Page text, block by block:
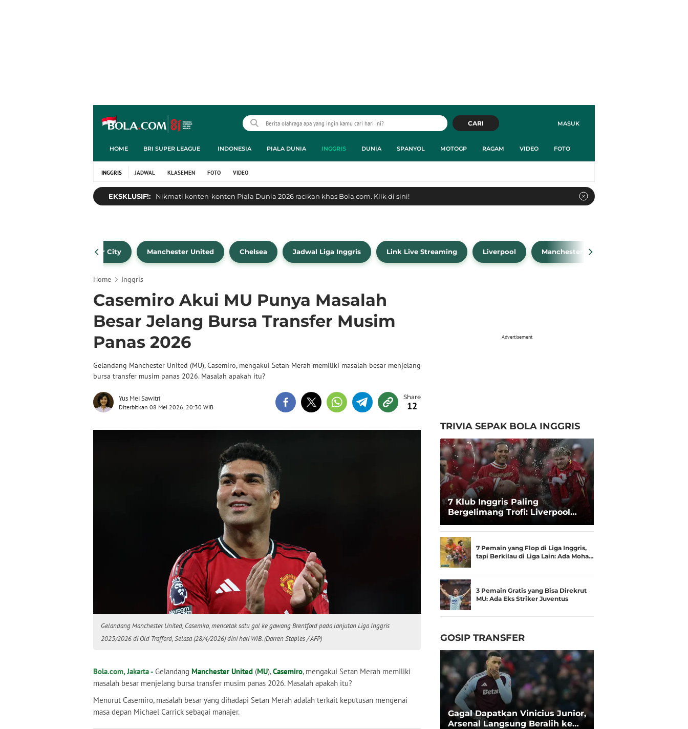
MASUK
CARI
HOME BRI SUPER LEAGUE INDONESIA PIALA DUNIA INGGRIS DUNIA SPANYOL MOTOGP RAGAM VIDEO FOTO
INGGRIS JADWAL KLASEMEN FOTO VIDEO
EKSKLUSIF!: Nikmati konten-konten Piala Dunia 2026 racikan khas Bola.com. Klik di sini!
Manchester City Manchester United Chelsea Jadwal Liga Inggris Link Live Streaming Liverpool Manchester City
Home Inggris
Casemiro Akui MU Punya Masalah
Besar Jelang Bursa Transfer Musim
Panas 2026
Gelandang Manchester United (MU), Casemiro, mengakui Setan Merah memiliki masalah besar menjelang
bursa transfer musim panas 2026. Masalah apakah itu?
Yus Mei Sawitri
Diterbitkan 08 Mei 2026, 20:30 WIB 12
Gelandang Manchester United, Casemiro, mencetak satu gol ke gawang Brentford pada lanjutan Liga Inggris
2025/2026 di Old Trafford, Selasa (28/4/2026) dini hari WIB. (Darren Staples / AFP)
Bola.com, Jakarta - Gelandang Manchester United (MU),Casemiro, mengakui Setan Merah memiliki
masalah besar menjelang bursa transfer musim panas 2026. Masalah apakah itu?
Menurut Casemiro, masalah besar yang dihadapi Setan Merah adalah terkait keputusan mengenai
masa depan Michael Carrick sebagai manajer.
Advertisement
TRIVIA SEPAK BOLA INGGRIS
7 Klub Inggris Paling
Bergelimang Trofi: Liverpool
7 Pemain yang Flop di Liga Inggris,
tapi Berkilau di Liga Lain: Ada Moha…
3 Pemain Gratis yang Bisa Direkrut
MU: Ada Eks Striker Juventus
GOSIP TRANSFER
Gagal Dapatkan Vinicius Junior,
Arsenal Langsung Beralih ke